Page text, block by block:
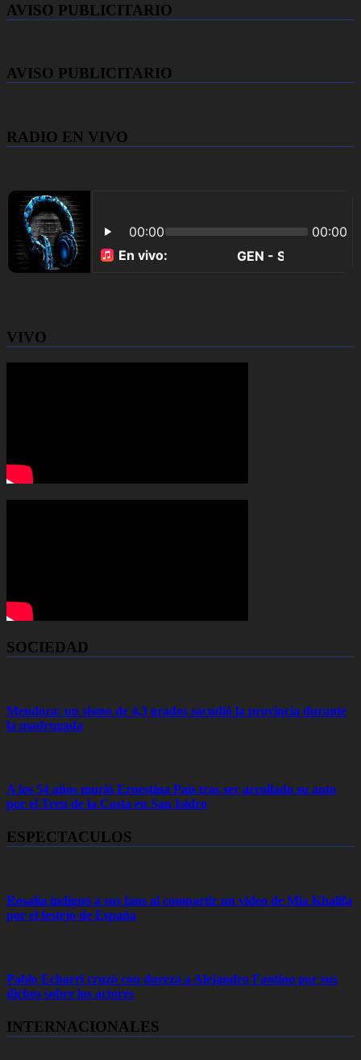
AVISO PUBLICITARIO
AVISO PUBLICITARIO
RADIO EN VIVO
VIVO
SOCIEDAD
Mendoza: un sismo de 4,3 grados sacudió la provincia durante
la madrugada
A los 54 años murió Ernestina Pais tras ser arrollado su auto
por el Tren de la Costa en San Isidro
ESPECTACULOS
Rosalía indignó a sus fans al compartir un video de Mia Khalifa
por el festejo de España
Pablo Echarri cruzó con dureza a Alejandro Fantino por sus
dichos sobre los actores
INTERNACIONALES